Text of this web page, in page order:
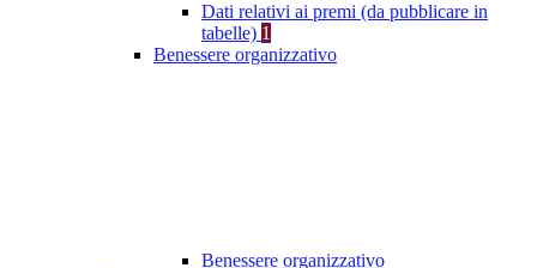
Dati relativi ai premi (da pubblicare in
tabelle) 1
Benessere organizzativo
Benessere organizzativo